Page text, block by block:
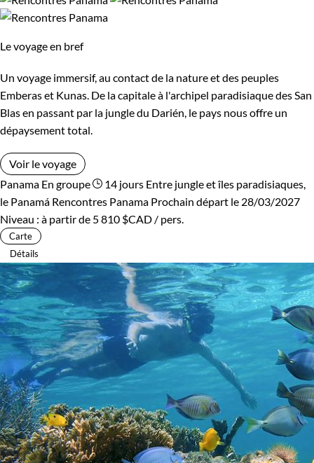
Bord de mer et îles Forêts, collines, rivières et lacs
Patrimoine et Nature
Le voyage en bref
Un voyage immersif, au contact de la nature et des peuples
Emberas et Kunas. De la capitale à l'archipel paradisiaque des San
Blas en passant par la jungle du Darién, le pays nous offre un
dépaysement total.
Voir le voyage
Panama En groupe 14 jours Entre jungle et îles paradisiaques,
le Panamá Rencontres Panama Prochain départ le 28/03/2027
Niveau : à partir de 5 810 $CAD / pers.
Carte
Détails